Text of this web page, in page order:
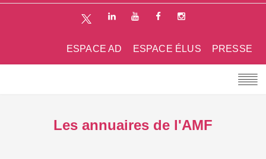
PRESSE
ESPACE ÉLUS
ESPACE AD
Les annuaires de l'AMF